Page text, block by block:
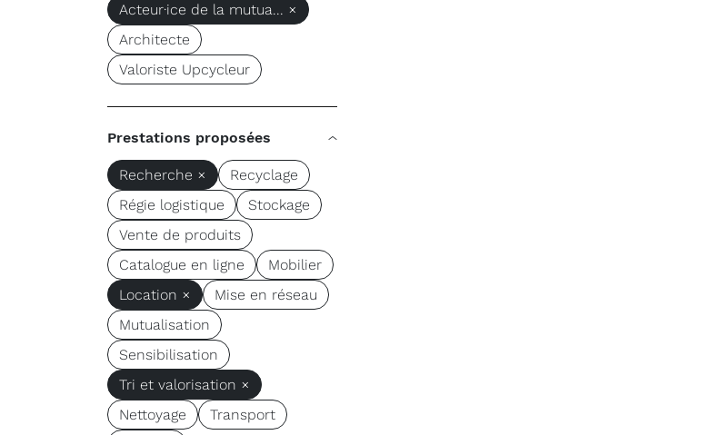
Acteur·ice de la mutua... ×
Architecte
Valoriste Upcycleur
Prestations proposées
Recherche ×
Recyclage
Régie logistique
Stockage
Vente de produits
Catalogue en ligne
Mobilier
Location ×
Mise en réseau
Mutualisation
Sensibilisation
Tri et valorisation ×
Nettoyage
Transport